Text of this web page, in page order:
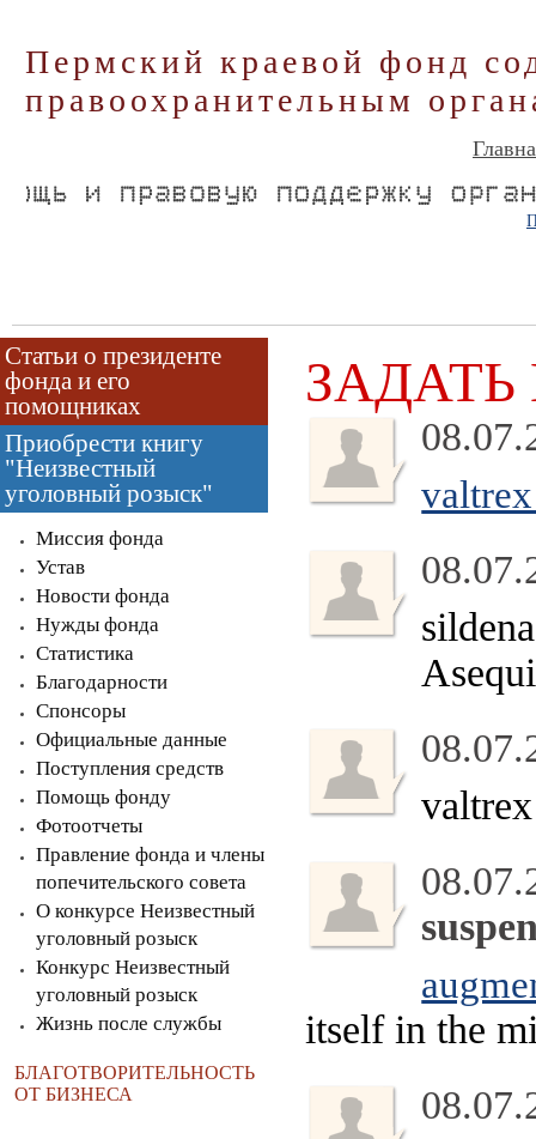
Пермский краевой фонд
правоохранительным
Статьи о президенте
фонда и его
помощниках
Приобрести книгу
"Неизвестный
уголовный розыск"
Миссия фонда
Устав
Новости фонда
Нужды фонда
Статистика
Благодарности
Спонсоры
Официальные данные
Поступления средств
Помощь фонду
Фотоотчеты
Правление фонда и члены
попечительского совета
О конкурсе Неизвестный
уголовный розыск
Конкурс Неизвестный
уголовный розыск
Жизнь после службы
БЛАГОТВОРИТЕЛЬНОСТЬ
ОТ БИЗНЕСА
itself in the